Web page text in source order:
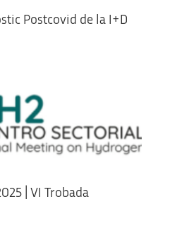
Postcovid de la I+D
| VI Trobada